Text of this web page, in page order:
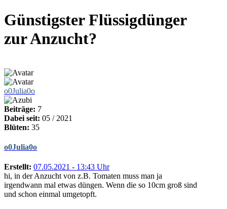
Günstigster Flüssigdünger
zur Anzucht?
o0Julia0o
Beiträge: 7
Dabei seit: 05 / 2021
Blüten: 35
o0Julia0o
Erstellt: 07.05.2021 - 13:43 Uhr
hi, in der Anzucht von z.B. Tomaten muss man ja
irgendwann mal etwas düngen. Wenn die so 10cm groß sind
und schon einmal umgetopft.